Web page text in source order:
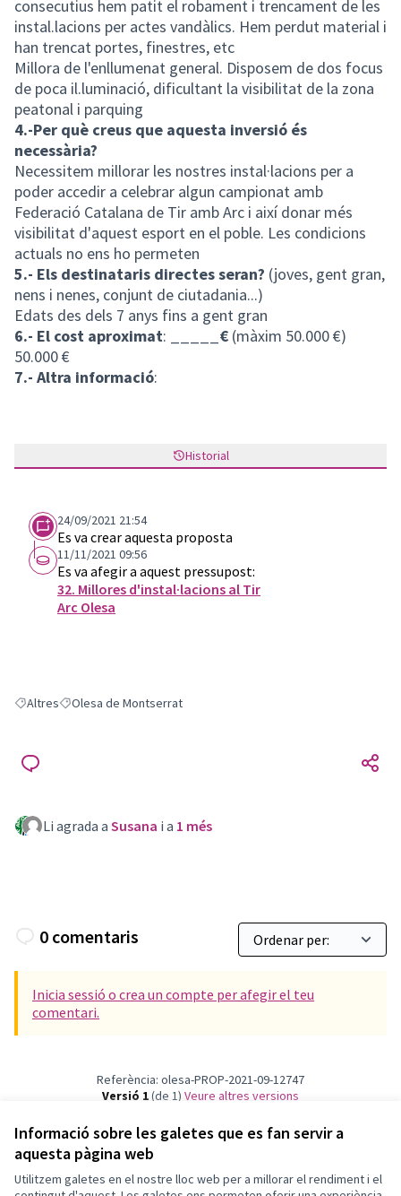
Informació sobre les galetes que es fan servir a
aquesta pàgina web
Utilitzem galetes en el nostre lloc web per a millorar el rendiment i el
consecutius hem patit el robament i trencament de les
instal.lacions per actes vandàlics. Hem perdut material i
han trencat portes, finestres, etc
Millora de l'enllumenat general. Disposem de dos focus
de poca il.luminació, dificultant la visibilitat de la zona
peatonal i parquing
4.-Per què creus que aquesta inversió és
necessària?
Necessitem millorar les nostres instal·lacions per a
poder accedir a celebrar algun campionat amb
Federació Catalana de Tir amb Arc i així donar més
visibilitat d'aquest esport en el poble. Les condicions
actuals no ens ho permeten
5.- Els destinataris directes seran? (joves, gent gran,
nens i nenes, conjunt de ciutadania...)
Edats des dels 7 anys fins a gent gran
6.- El cost aproximat: _____ € (màxim 50.000 €)
50.000 €
7.- Altra informació:
Historial
24/09/2021 21:54
Es va crear aquesta proposta
11/11/2021 09:56
Es va afegir a aquest pressupost:
32. Millores d'instal·lacions al Tir
Arc Olesa
Resultats en filtrar per: Altres
AltresResultats en filtrar per: Olesa de Montserrat
Olesa de Montserrat
Li agrada a Susana i a 1 més
0 comentaris
Inicia sessió o crea un compte per afegir el teu
comentari.
Referència: olesa-PROP-2021-09-12747
Versió 1(de 1)
veure altres versions
Termes i condicions d'ús